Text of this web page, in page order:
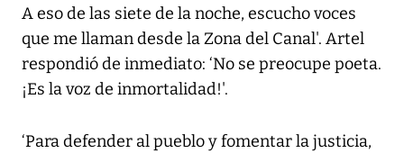
A eso de las siete de la noche, escucho voces
que me llaman desde la Zona del Canal'. Artel
respondió de inmediato: ‘No se preocupe poeta.
¡Es la voz de inmortalidad!'.
‘Para defender al pueblo y fomentar la justicia,